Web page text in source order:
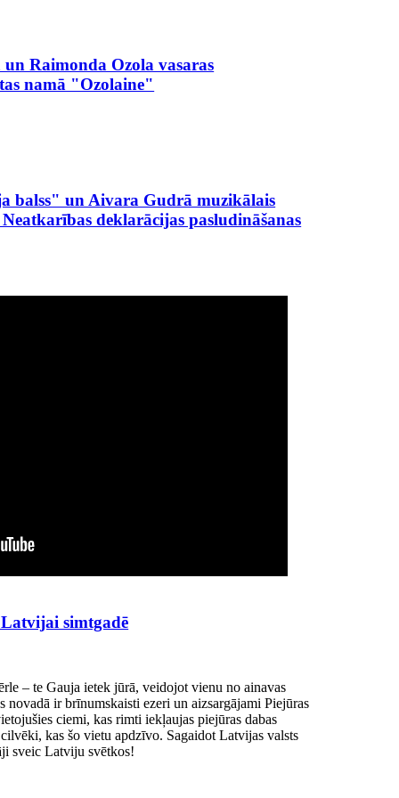
Raimonda Ozola vasaras
namā "Ozolaine"
balss" un Aivara Gudrā muzikālais
deklarācijas pasludināšanas
simtgadē
– te Gauja ietek jūrā, veidojot vienu no ainavas
ir brīnumskaisti ezeri un aizsargājami Piejūras
ciemi, kas rimti iekļaujas piejūras dabas
kas šo vietu apdzīvo. Sagaidot Latvijas valsts
sveic Latviju svētkos!